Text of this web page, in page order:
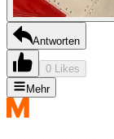
Antworten
0 Likes
Mehr